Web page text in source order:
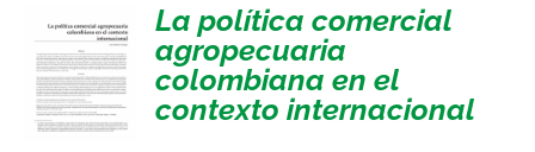
La política comercial
agropecuaria
colombiana en el
contexto internacional